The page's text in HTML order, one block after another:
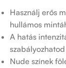
Használj erős
hullámos
A hatás
Nude színek